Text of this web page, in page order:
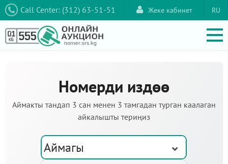
Call Center: (312) 63-51-51 RU
Жеке кабинет
Номерди издөө
Аймакты тандап 3 сан менен 3 тамгадан турган каалаган
айкалышты териңиз
Аймагы